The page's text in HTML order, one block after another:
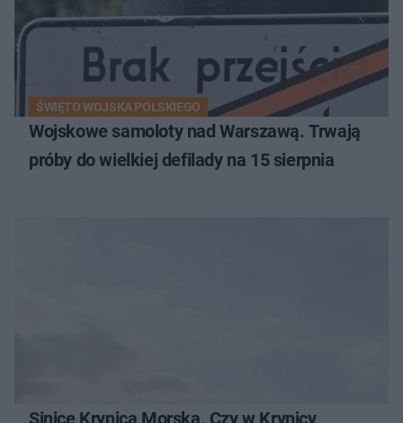
ŚWIĘTO WOJSKA POLSKIEGO
Wojskowe samoloty nad Warszawą. Trwają
próby do wielkiej defilady na 15 sierpnia
Sinice Krynica Morska. Czy w Krynicy